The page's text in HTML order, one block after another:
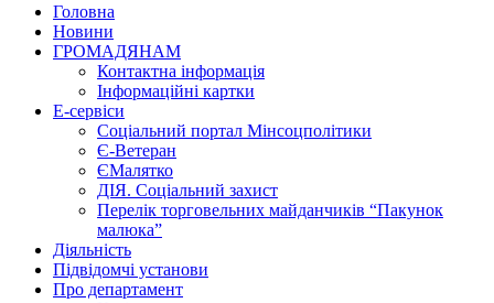
Головна
Новини
ГРОМАДЯНАМ
Контактна інформація
Інформаційні картки
Е-сервіси
Соціальний портал Мінсоцполітики
Є-Ветеран
ЄМалятко
ДІЯ. Соціальний захист
Перелік торговельних майданчиків “Пакунок
малюка”
Діяльність
Підвідомчі установи
Про департамент